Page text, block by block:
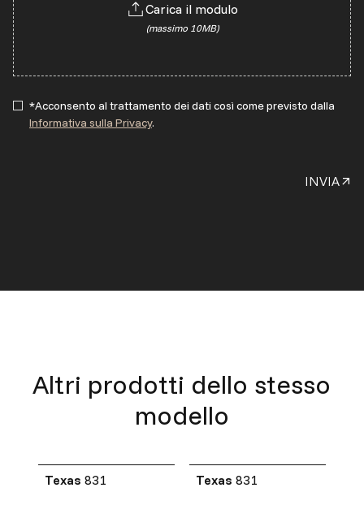
Carica il modulo
(massimo 10MB)
*Acconsento al trattamento dei dati così come previsto dalla
Informativa sulla Privacy.
INVIA
Altri prodotti dello stesso
modello
Texas 831 Texas 831